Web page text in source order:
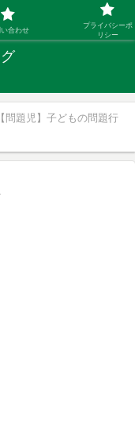
の子育て迷答
【問題児】子どもの問題行
合わせ
プライバシーポ
リシー